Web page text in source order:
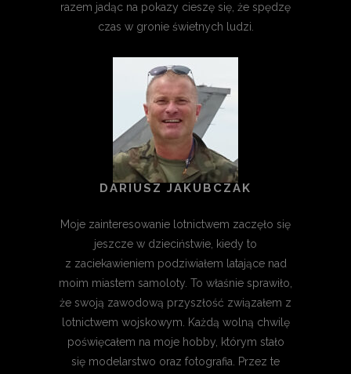
razem jadąc na pokazy cieszę się, że spędzę
czas w gronie świetnych ludzi.
DARIUSZ JAKUBCZAK
Moje zainteresowanie lotnictwem zaczęło się
jeszcze w dzieciństwie, kiedy to
z zaciekawieniem podziwiałem latające nad
moim miastem samoloty. To właśnie sprawiło,
że swoją zawodową przyszłość związałem z
lotnictwem wojskowym. Każdą wolną chwilę
poświęcałem na moje hobby, którym stało
się modelarstwo oraz fotografia. Przez te